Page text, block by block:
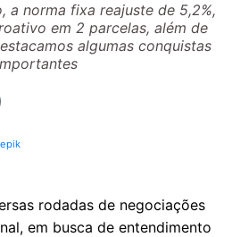
a norma fixa reajuste de 5,2%,
em 2 parcelas, além de
algumas conquistas
rodadas de negociações
em busca de entendimento